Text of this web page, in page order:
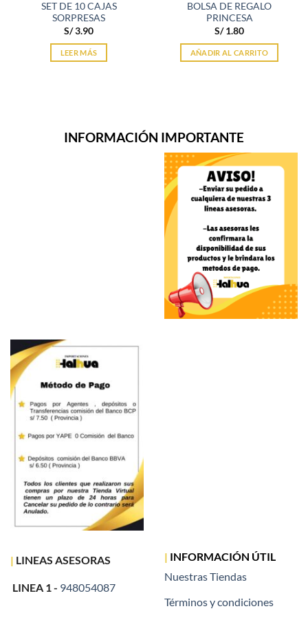
SET DE 10 CAJAS
SORPRESAS
S/3.90
LEER MÁS
BOLSA DE REGALO
PRINCESA
S/1.80
AÑADIR AL CARRITO
INFORMACIÓN IMPORTANTE
| LINEAS ASESORAS
LINEA 1 - 948054087
| INFORMACIÓN ÚTIL
Nuestras Tiendas
Términos y condiciones